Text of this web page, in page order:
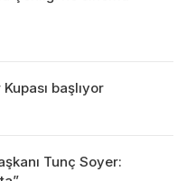
başlıyor
Tunç Soyer: